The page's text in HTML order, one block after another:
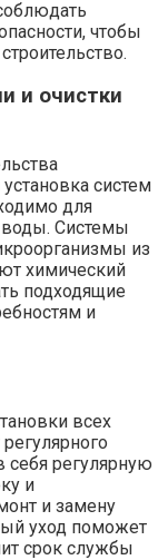
чтобы
и очистки
систем
для
воды. Системы
из
химический
подходящие
и
всех
себя регулярную
и
и замену
уход поможет
срок службы